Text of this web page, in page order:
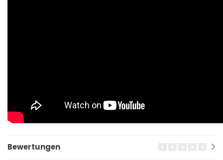
Bewertungen